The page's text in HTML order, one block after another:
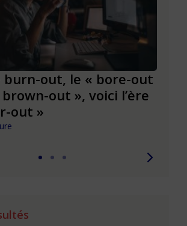
burn-out, le « bore-out
out », voici l’ère
out »